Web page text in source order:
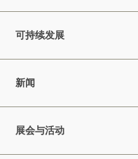
可持续发展
新闻
展会与活动